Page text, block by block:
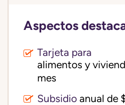
Aspectos
Tarjeta para
alimentos y
mes
Subsidio anual de